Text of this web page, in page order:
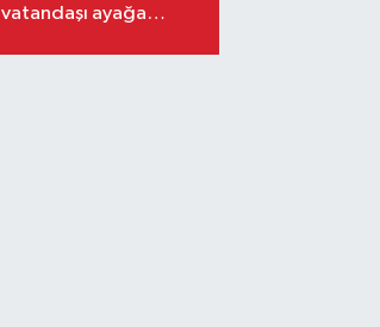
vatandaşı ayağa